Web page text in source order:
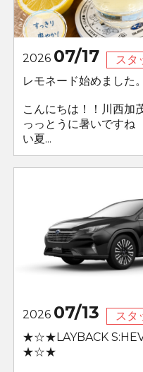
2026 07/17
スタ
レモネード始めました。
こんにちは！！川西加
っっとうに暑いです
い夏...
2026 07/13
スタ
★☆★LAYBACK S:HEV
★☆★